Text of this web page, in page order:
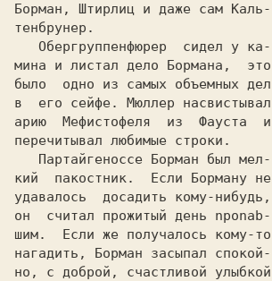
Борман, Штирлиц и даже сам Каль-
мина и листал дело Бормана,  это
было  одно из самых объемных дел
в  его сейфе. Мюллер насвистывал
арию  Мефистофеля  из  Фауста  и
кий  пакостник.  Если Борману не
удавалось  дoсaдить кому-нибудь,
он  считал прожитый день nponab-
шим.  Если же получалось кому-то
нагадить, Борман засыпал спoкoй-
но, с доброй, счастливой улыбкой